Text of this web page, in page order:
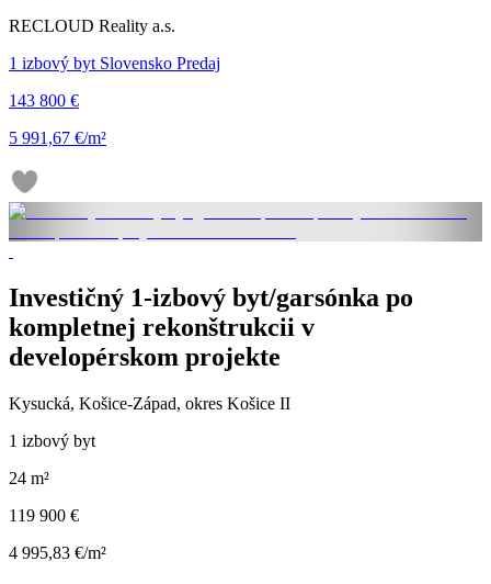
RECLOUD Reality a.s.
1 izbový byt Slovensko Predaj
143 800 €
5 991,67 €/m²
Investičný 1-izbový byt/garsónka po
kompletnej rekonštrukcii v
developérskom projekte
Kysucká, Košice-Západ, okres Košice II
1 izbový byt
24 m²
119 900 €
4 995,83 €/m²